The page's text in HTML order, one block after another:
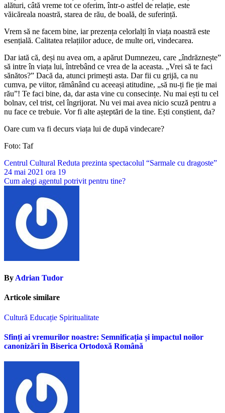
alături, câtă vreme tot ce oferim, într-o astfel de relație, este
văicăreala noastră, starea de rău, de boală, de suferință.
Vrem să ne facem bine, iar prezența celorlalți în viața noastră este
esențială. Calitatea relațiilor aduce, de multe ori, vindecarea.
Dar iată că, deși nu avea om, a apărut Dumnezeu, care „îndrăznește”
să intre în viața lui, întrebând ce vrea de la aceasta. „Vrei să te faci
sănătos?” Dacă da, atunci primești asta. Dar fii cu grijă, ca nu
cumva, pe viitor, rămânând cu aceeași atitudine, „să nu-ți fie ție mai
rău”! Te faci bine, da, dar asta vine cu consecințe. Nu mai ești tu cel
bolnav, cel trist, cel îngrijorat. Nu vei mai avea nicio scuză pentru a
nu face ce trebuie. Vor fi alte așteptări de la tine. Ești conștient, da?
Oare cum va fi decurs viața lui de după vindecare?
Foto: Taf
Navigare
în
Centrul Cultural Reduta prezinta spectacolul “Sarmale cu dragoste”
24 mai 2021 ora 19
Cum alegi agentul potrivit pentru tine?
By Adrian Tudor
Articole similare
Cultură Educație Spiritualitate
Sfinți ai vremurilor noastre: Semnificația și impactul noilor
canonizări în Biserica Ortodoxă Română